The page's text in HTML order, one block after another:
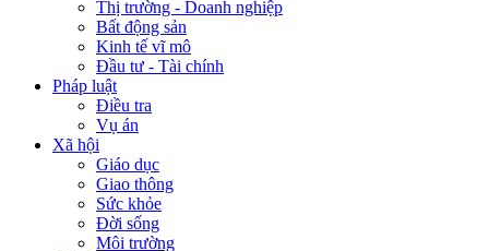
Thị trường - Doanh nghiệp
Bất động sản
Kinh tế vĩ mô
Đầu tư - Tài chính
Pháp luật
Điều tra
Vụ án
Xã hội
Giáo dục
Giao thông
Sức khỏe
Đời sống
Môi trường